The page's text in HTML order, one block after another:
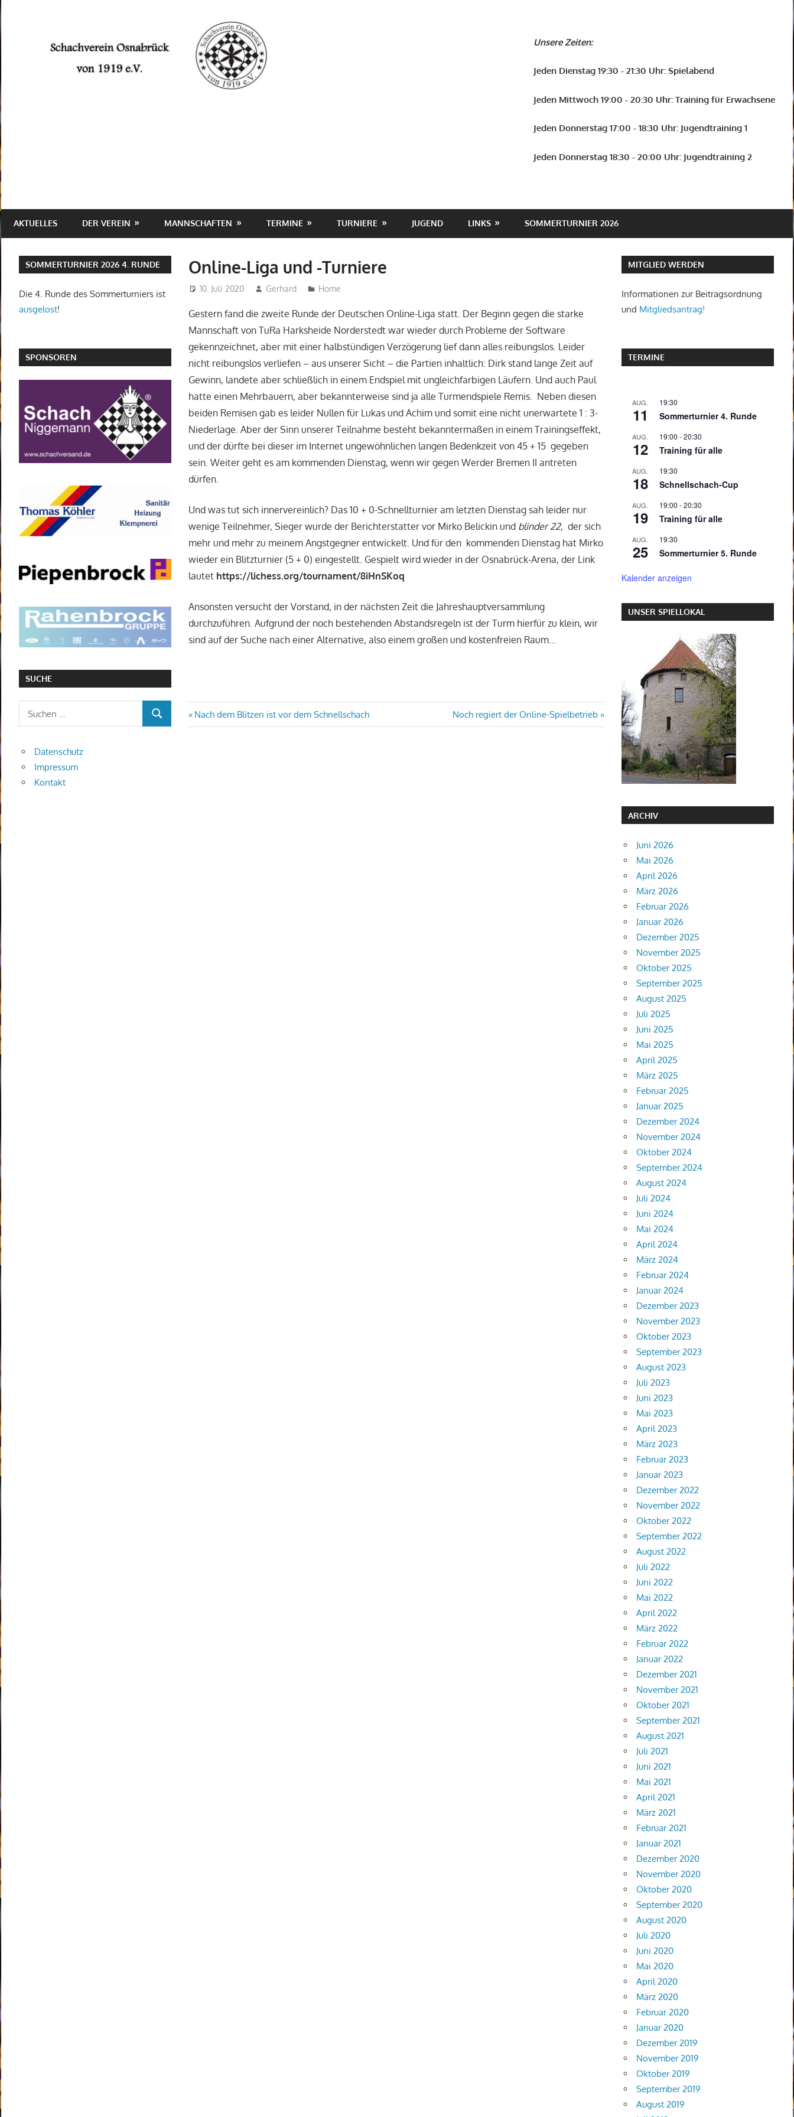
Zum
springen
Unsere Zeiten:
Jeden Dienstag 19:30 - 21:30 Uhr: Spielabend
Jeden Mittwoch 19:00 - 20:30 Uhr: Training für Erwachsene
Jeden Donnerstag 17:00 - 18:30 Uhr: Jugendtraining 1
Jeden Donnerstag 18:30 - 20:00 Uhr: Jugendtraining 2
AKTUELLES DER VEREIN MANNSCHAFTEN TERMINE TURNIERE JUGEND LINKS SOMMERTURNIER 2026
Online-Liga und -Turniere
10. Juli 2020 Gerhard Home
Gestern fand die zweite Runde der Deutschen Online-Liga statt. Der Beginn gegen die starke
Mannschaft von TuRa Harksheide Norderstedt war wieder durch Probleme der Software
gekennzeichnet, aber mit einer halbstündigen Verzögerung lief dann alles reibungslos. Leider
nicht reibungslos verliefen – aus unserer Sicht – die Partien inhaltlich: Dirk stand lange Zeit auf
Gewinn, landete aber schließlich in einem Endspiel mit ungleichfarbigen Läufern. Und auch Paul
hatte einen Mehrbauern, aber bekannterweise sind ja alle Turmendspiele Remis. Neben diesen
beiden Remisen gab es leider Nullen für Lukas und Achim und somit eine nicht unerwartete 1 : 3-
Niederlage. Aber der Sinn unserer Teilnahme besteht bekanntermaßen in einem Trainingseffekt,
und der dürfte bei dieser im Internet ungewöhnlichen langen Bedenkzeit von 45 + 15 gegeben
sein. Weiter geht es am kommenden Dienstag, wenn wir gegen Werder Bremen II antreten
dürfen.
Und was tut sich innervereinlich? Das 10 + 0-Schnellturnier am letzten Dienstag sah leider nur
wenige Teilnehmer, Sieger wurde der Berichterstatter vor Mirko Belickin und blinder 22, der sich
mehr und mehr zu meinem Angstgegner entwickelt. Und für den kommenden Dienstag hat Mirko
wieder ein Blitzturnier (5 + 0) eingestellt. Gespielt wird wieder in der Osnabrück-Arena, der Link
lautet https://lichess.org/tournament/8iHnSKoq
Ansonsten versucht der Vorstand, in der nächsten Zeit die Jahreshauptversammlung
durchzuführen. Aufgrund der noch bestehenden Abstandsregeln ist der Turm hierfür zu klein, wir
sind auf der Suche nach einer Alternative, also einem großen und kostenfreien Raum…
Beitragsnavigation
Vorheriger
Beitrag:
Nach dem Blitzen ist vor dem Schnellschach
Nächster
Beitrag:
Noch regiert der Online-Spielbetrieb
SOMMERTURNIER 2026 4. RUNDE
Die 4. Runde des Sommerturniers ist
ausgelost!
SPONSOREN
SUCHE
SUCHEN
Datenschutz
Impressum
Kontakt
MITGLIED WERDEN
Informationen zur Beitragsordnung
und Mitgliedsantrag!
TERMINE
AUG.
11
19:30
Sommerturnier 4. Runde
AUG.
12
19:00 -20:30
Training für alle
AUG.
18
19:30
Schnellschach-Cup
AUG.
19
19:00 -20:30
Training für alle
AUG.
25
19:30
Sommerturnier 5. Runde
Kalender anzeigen
UNSER SPIELLOKAL
ARCHIV
Juni 2026
Mai 2026
April 2026
März 2026
Februar 2026
Januar 2026
Dezember 2025
November 2025
Oktober 2025
September 2025
August 2025
Juli 2025
Juni 2025
Mai 2025
April 2025
März 2025
Februar 2025
Januar 2025
Dezember 2024
November 2024
Oktober 2024
September 2024
August 2024
Juli 2024
Juni 2024
Mai 2024
April 2024
März 2024
Februar 2024
Januar 2024
Dezember 2023
November 2023
Oktober 2023
September 2023
August 2023
Juli 2023
Juni 2023
Mai 2023
April 2023
März 2023
Februar 2023
Januar 2023
Dezember 2022
November 2022
Oktober 2022
September 2022
August 2022
Juli 2022
Juni 2022
Mai 2022
April 2022
März 2022
Februar 2022
Januar 2022
Dezember 2021
November 2021
Oktober 2021
September 2021
August 2021
Juli 2021
Juni 2021
Mai 2021
April 2021
März 2021
Februar 2021
Januar 2021
Dezember 2020
November 2020
Oktober 2020
September 2020
August 2020
Juli 2020
Juni 2020
Mai 2020
April 2020
März 2020
Februar 2020
Januar 2020
Dezember 2019
November 2019
Oktober 2019
September 2019
August 2019